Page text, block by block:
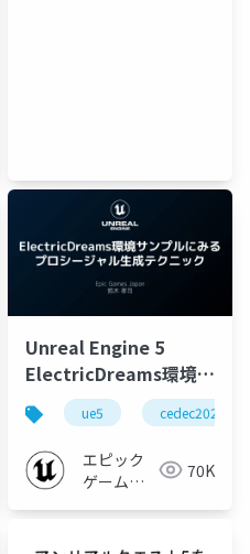
ゲーム開発
Unreal Engine 5
ElectricDreams環境サ
ンプルにみるプロシー
ジャル生成テクニック
【CEDEC 2023】
ue5 cedec2023
エピック
ゲームズ
70K